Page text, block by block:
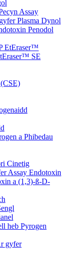
Assay
Plasma Dynol
Penodol
EtEraser™
SE
a Phibedau
Cinetig
Assay Endotoxin
a (1,3)-ß-D-
heb Pyrogen
gyfer